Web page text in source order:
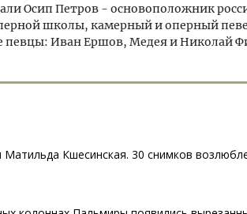
Осип Петров - основоположник
школы, камерный и оперный
певцы: Иван Ершов, Медея и Николай
Матильда Кшесинская. 30 снимков